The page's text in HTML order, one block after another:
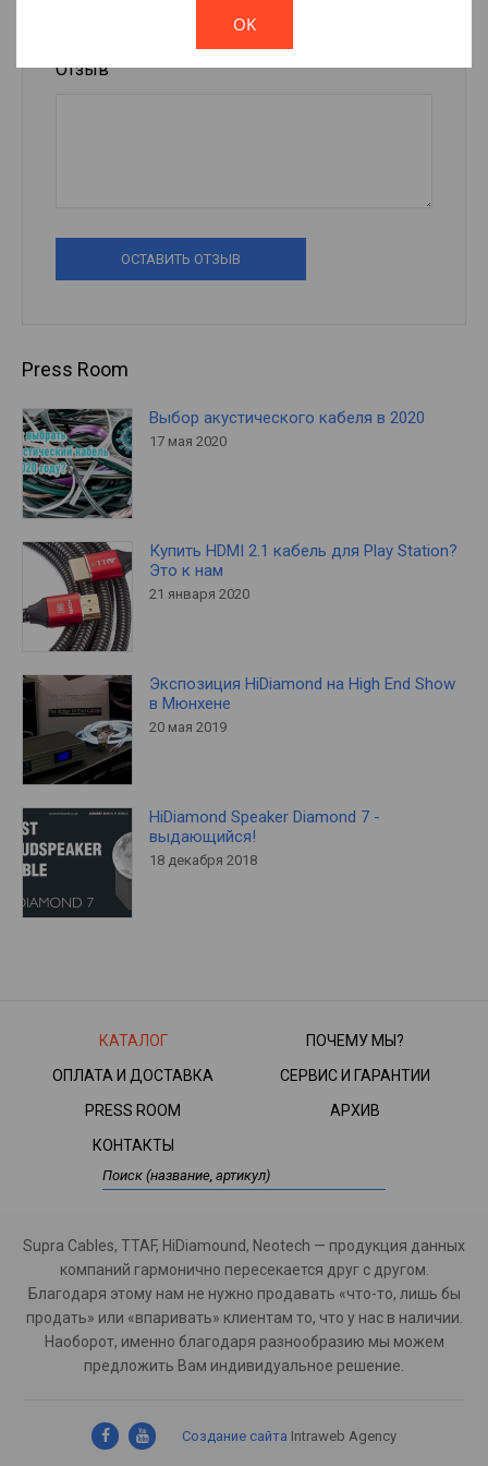
Отзыв
ОСТАВИТЬ ОТЗЫВ
Press Room
Выбор акустического кабеля в 2020
17 мая 2020
Купить HDMI 2.1 кабель для Play Station?
Это к нам
21 января 2020
Экспозиция HiDiamond на High End Show
в Мюнхене
20 мая 2019
HiDiamond Speaker Diamond 7 -
выдающийся!
18 декабря 2018
КАТАЛОГ
ПОЧЕМУ МЫ?
ОПЛАТА И ДОСТАВКА
СЕРВИС И ГАРАНТИИ
PRESS ROOM
АРХИВ
КОНТАКТЫ
Supra Cables, TTAF, HiDiamound, Neotech — продукция данных
компаний гармонично пересекается друг с другом.
Благодаря этому нам не нужно продавать «что-то, лишь бы
продать» или «впаривать» клиентам то, что у нас в наличии.
Наоборот, именно благодаря разнообразию мы можем
предложить Вам индивидуальное решение.
Создание сайта Intraweb Agency
OK